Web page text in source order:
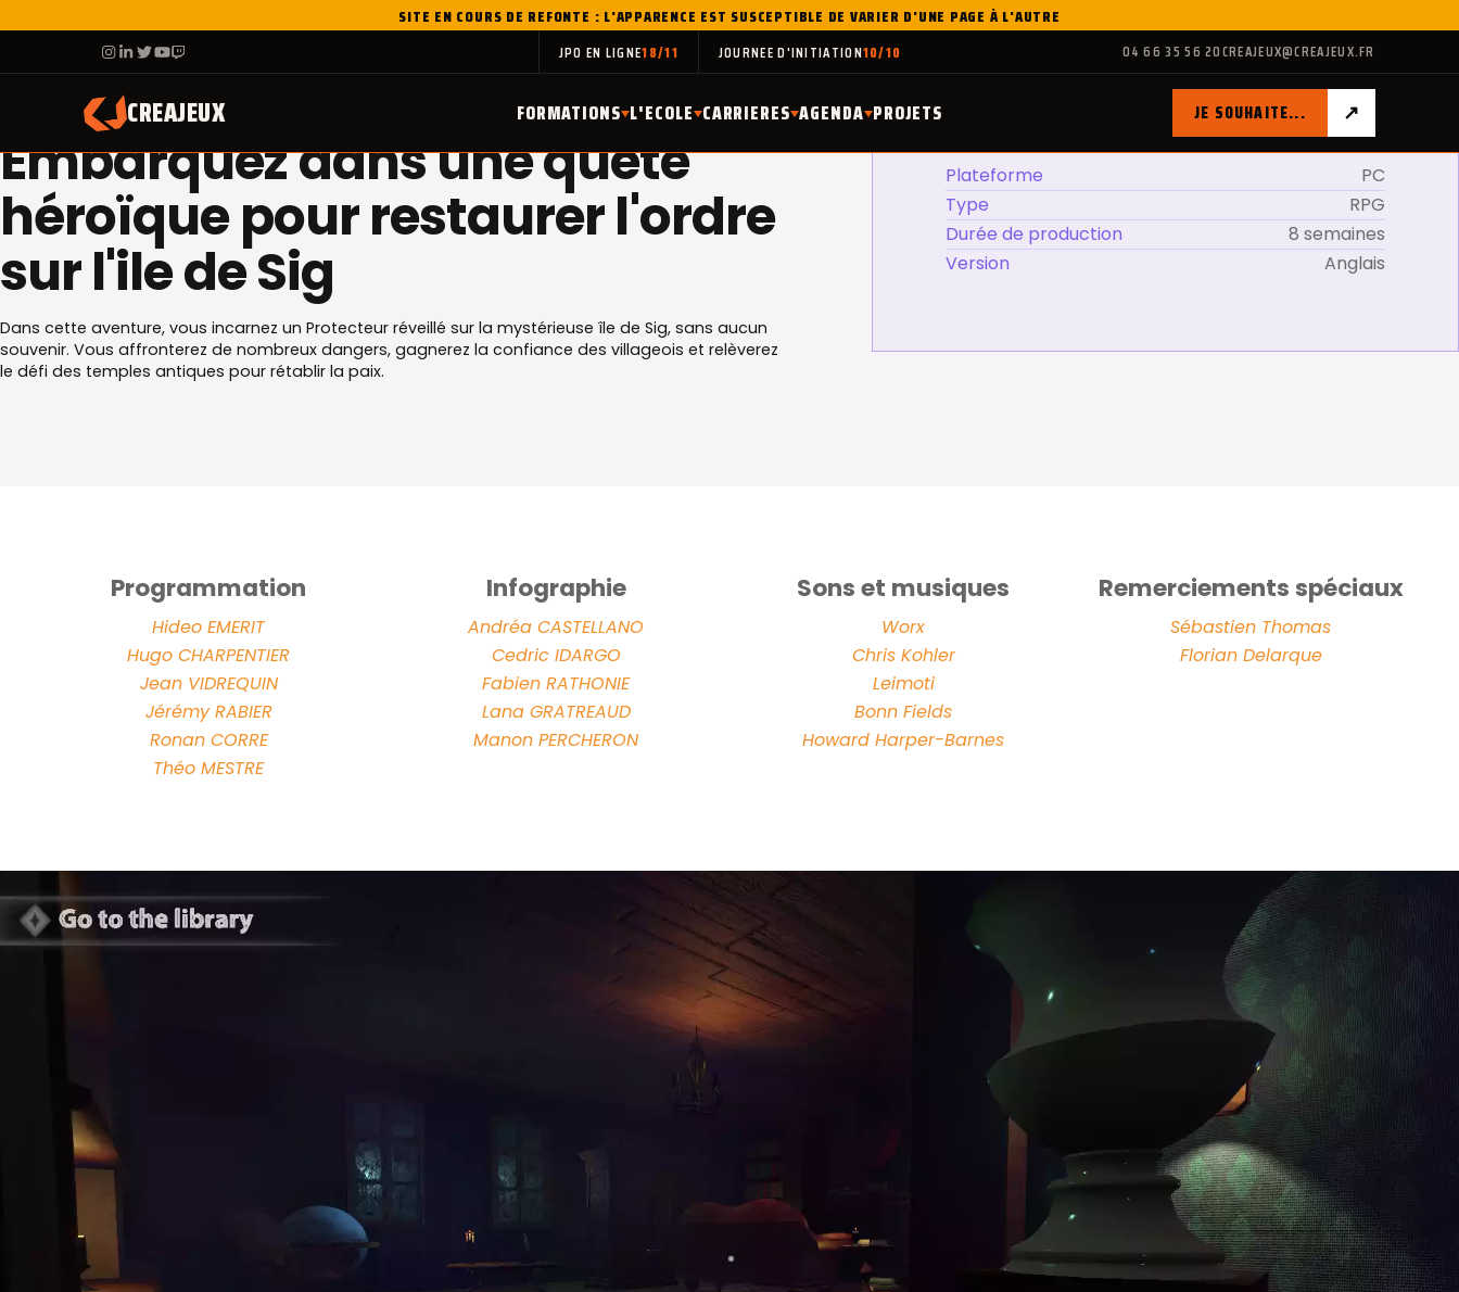
content
SITE EN COURS DE REFONTE : L'APPARENCE EST SUSCEPTIBLE DE VARIER D'UNE PAGE À L'AUTRE
IGINX YTTW JPO EN LIGNE18/11 JOURNEE D'INITIATION10/10 04 66 35 56 20CREAJEUX@CREAJEUX.FR
CREAJEUX FORMATIONS L'ECOLE CARRIERES AGENDA PROJETS JE SOUHAITE... ↗
Embarquez dans une quête
héroïque pour restaurer l'ordre
sur l'ile de Sig
Dans cette aventure, vous incarnez un Protecteur réveillé sur la mystérieuse île de Sig, sans aucun
souvenir. Vous affronterez de nombreux dangers, gagnerez la confiance des villageois et relèverez
le défi des temples antiques pour rétablir la paix.
Plateforme
PC
Type
RPG
Durée de production
8 semaines
Version
Anglais
Programmation
Hideo EMERIT
Hugo CHARPENTIER
Jean VIDREQUIN
Jérémy RABIER
Ronan CORRE
Théo MESTRE
Infographie
Andréa CASTELLANO
Cedric IDARGO
Fabien RATHONIE
Lana GRATREAUD
Manon PERCHERON
Sons et musiques
Worx
Chris Kohler
Leimoti
Bonn Fields
Howard Harper-Barnes
Remerciements spéciaux
Sébastien Thomas
Florian Delarque